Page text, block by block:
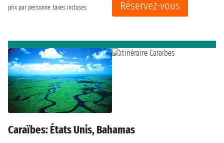
prix par personne taxes incluses
Réservez-vous
Caraïbes: États Unis, Bahamas